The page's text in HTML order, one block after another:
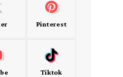
Pinterest
Tiktok